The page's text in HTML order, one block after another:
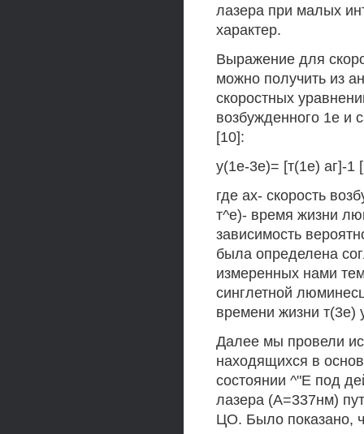
лазера при малых
характер.
Выражение для
можно получить из
скоростных
возбужденного 1е и
[10]:
у(1е-3е)= [т(1е) аг]-1
где ах- скорость
т^е)- время жизни
зависимость
была определена
измеренных нами
синглетной
времени жизни т(3е)
Далее мы провели
находящихся в
состоянии ^"Е под
лазера (А=337нм)
ЦО. Было показано,